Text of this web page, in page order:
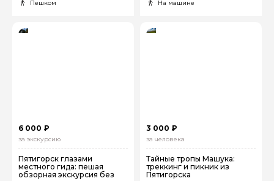
Пешком
На машине
6 000 ₽
за экскурсию
Пятигорск глазами
местного гида: пешая
обзорная экскурсия без
3 000 ₽
за человека
Тайные тропы Машука:
треккинг и пикник из
Пятигорска